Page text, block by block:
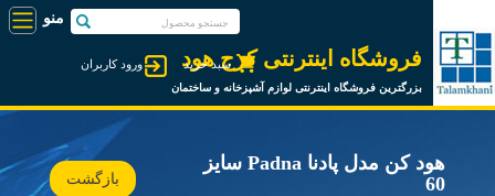
فروشگاه اینترنتی کرج هود
بزرگترین فروشگاه اینترنتی لوازم آشپزخانه و ساختمان
ورود کاربران سبد خرید
هود کن مدل پادنا Padna سایز
60
بازگشت